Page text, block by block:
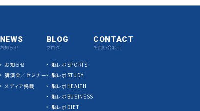
NEWS
お知らせ
お知らせ
講演会／セミナー
メディア掲載
BLOG
ブログ
脳レボSPORTS
脳レボSTUDY
脳レボHEALTH
脳レボBUSINESS
脳レボDIET
CONTACT
お問い合わせ